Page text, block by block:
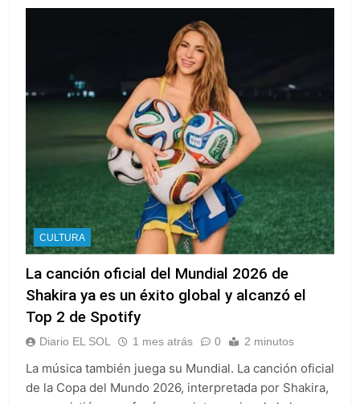
CULTURA
La canción oficial del Mundial 2026 de
Shakira ya es un éxito global y alcanzó el
Top 2 de Spotify
Diario EL SOL 1 mes atrás 0 2 minutos
La música también juega su Mundial. La canción oficial
de la Copa del Mundo 2026, interpretada por Shakira,